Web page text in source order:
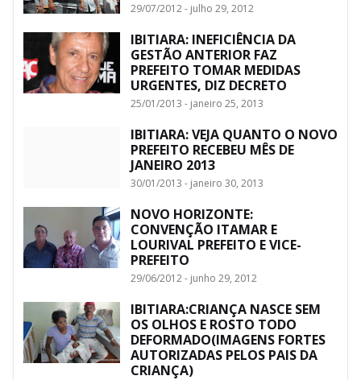
29/07/2012 - julho 29, 2012
IBITIARA: INEFICIÊNCIA DA
GESTÃO ANTERIOR FAZ
PREFEITO TOMAR MEDIDAS
URGENTES, DIZ DECRETO
25/01/2013 - janeiro 25, 2013
IBITIARA: VEJA QUANTO O NOVO
PREFEITO RECEBEU MÊS DE
JANEIRO 2013
30/01/2013 - janeiro 30, 2013
NOVO HORIZONTE:
CONVENÇÃO ITAMAR E
LOURIVAL PREFEITO E VICE-
PREFEITO
29/06/2012 - junho 29, 2012
IBITIARA:CRIANÇA NASCE SEM
OS OLHOS E ROSTO TODO
DEFORMADO(IMAGENS FORTES
AUTORIZADAS PELOS PAIS DA
CRIANÇA)